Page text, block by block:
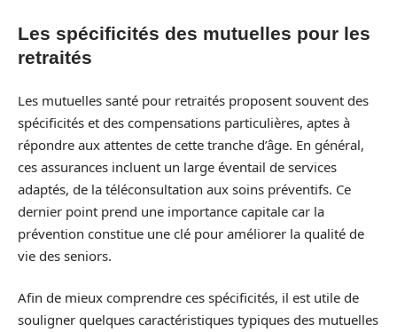
Les spécificités des mutuelles pour les
retraités
Les mutuelles santé pour retraités proposent souvent des
spécificités et des compensations particulières, aptes à
répondre aux attentes de cette tranche d’âge. En général,
ces assurances incluent un large éventail de services
adaptés, de la téléconsultation aux soins préventifs. Ce
dernier point prend une importance capitale car la
prévention constitue une clé pour améliorer la qualité de
vie des seniors.
Afin de mieux comprendre ces spécificités, il est utile de
souligner quelques caractéristiques typiques des mutuelles